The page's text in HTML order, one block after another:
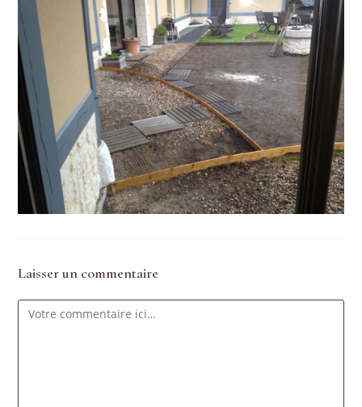
Laisser un commentaire